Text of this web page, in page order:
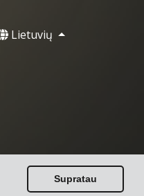
Supratau
Lietuvių